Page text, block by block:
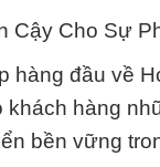
Cậy Cho Sự
hàng đầu về
khách hàng
bền vững